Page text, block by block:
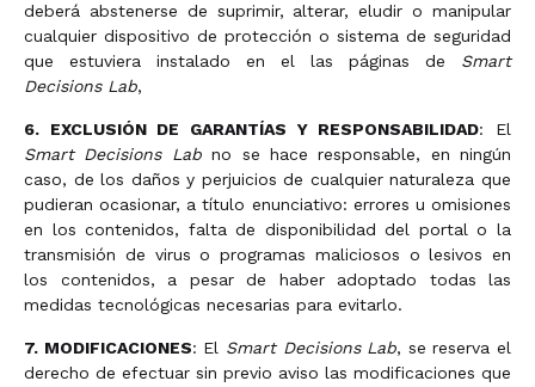
deberá abstenerse de suprimir, alterar, eludir o manipular
cualquier dispositivo de protección o sistema de seguridad
que estuviera instalado en el las páginas de Smart
Decisions Lab,
6. EXCLUSIÓN DE GARANTÍAS Y RESPONSABILIDAD: El
Smart Decisions Labno se hace responsable, en ningún
caso, de los daños y perjuicios de cualquier naturaleza que
pudieran ocasionar, a título enunciativo: errores u omisiones
en los contenidos, falta de disponibilidad del portal o la
transmisión de virus o programas maliciosos o lesivos en
los contenidos, a pesar de haber adoptado todas las
medidas tecnológicas necesarias para evitarlo.
7. MODIFICACIONES: El Smart Decisions Lab, se reserva el
derecho de efectuar sin previo aviso las modificaciones que